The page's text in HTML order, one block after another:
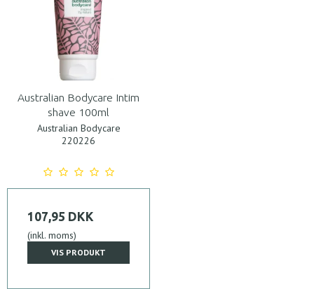
Australian Bodycare Intim
shave 100ml
Australian Bodycare
220226
107,95 DKK
(inkl. moms)
VIS PRODUKT